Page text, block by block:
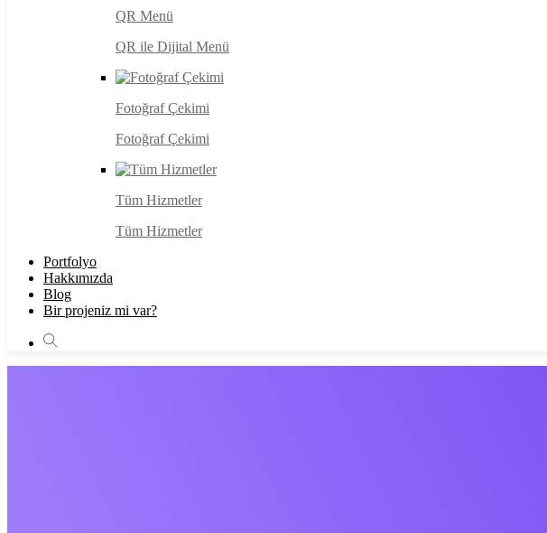
QR Menü
QR ile Dijital Menü
Fotoğraf Çekimi
Fotoğraf Çekimi
Tüm Hizmetler
Tüm Hizmetler
Portfolyo
Hakkımızda
Blog
Bir projeniz mi var?